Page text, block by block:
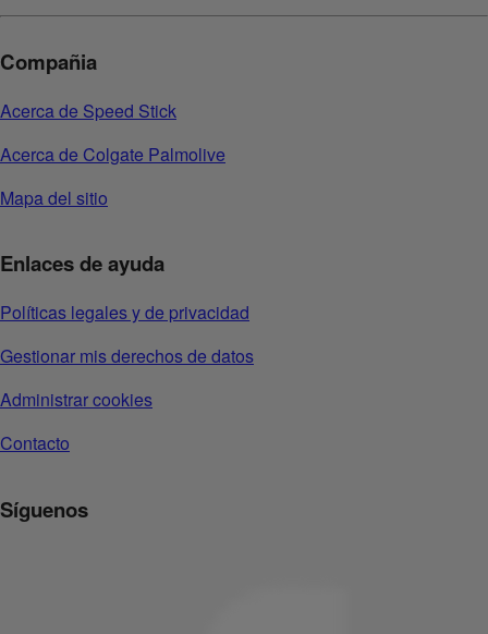
Compañia
Acerca de Speed Stick
Acerca de Colgate Palmolive
Mapa del sitio
Enlaces de ayuda
Políticas legales y de privacidad
Gestionar mis derechos de datos
Administrar cookies
Contacto
Síguenos